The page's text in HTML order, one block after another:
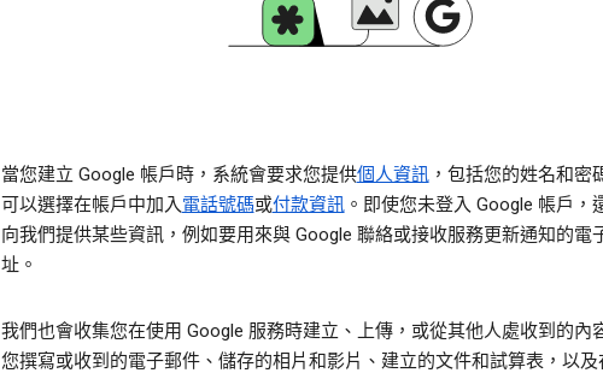
當您建立 Google 帳戶時，系統會要求您提供個人資訊 ，包括您的姓名和密
可以選擇在帳戶中加入 電話號碼或付款資訊 。即使您未登入 Google 帳戶，
向我們提供某些資訊，例如要用來與 Google 聯絡或接收服務更新通知的電
址。
我們也會收集您在使用 Google 服務時建立、上傳，或從其他人處收到的內
您撰寫或收到的電子郵件、儲存的相片和影片、建立的文件和試算表，以及